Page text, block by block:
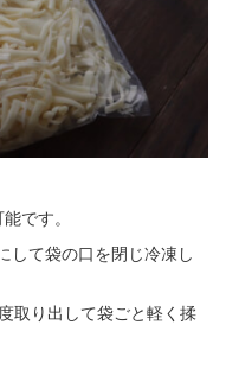
です。
して袋の口を閉じ冷凍し
取り出して袋ごと軽く揉